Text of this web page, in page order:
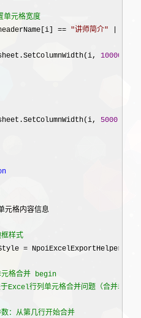
单元格宽度
== "讲师简介"
10000
5000
元格内容信息
样式
=
元格合并 begin
于Excel行列单元格合并问题（合并单元
：从第几行开始合并